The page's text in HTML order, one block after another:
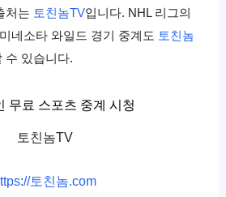
처는 토친놈TV입니다. NHL 리그의
네소타 와일드 경기 중계도 토친놈
수 있습니다.
무료 스포츠 중계 시청
토친놈TV
토친놈.com